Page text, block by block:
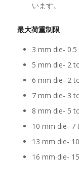
います。
最大荷重制限
3 mm die-
5 mm die- 2
6 mm die- 2
7 mm die- 3
8 mm die- 5
10 mm die- 7
13 mm die-
16 mm die-